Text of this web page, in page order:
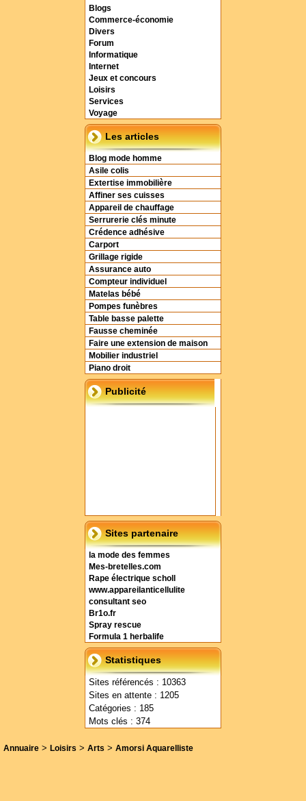
Blogs
Commerce-économie
Divers
Forum
Informatique
Internet
Jeux et concours
Loisirs
Services
Voyage
Les articles
Blog mode homme
Asile colis
Extertise immobilière
Affiner ses cuisses
Appareil de chauffage
Serrurerie clés minute
Crédence adhésive
Carport
Grillage rigide
Assurance auto
Compteur individuel
Matelas bébé
Pompes funèbres
Table basse palette
Fausse cheminée
Faire une extension de maison
Mobilier industriel
Piano droit
Publicité
Sites partenaire
la mode des femmes
Mes-bretelles.com
Rape électrique scholl
www.appareilanticellulite
consultant seo
Br1o.fr
Spray rescue
Formula 1 herbalife
Statistiques
Sites référencés : 10363
Sites en attente : 1205
Catégories : 185
Mots clés : 374
Annuaire > Loisirs > Arts > Amorsi Aquarelliste